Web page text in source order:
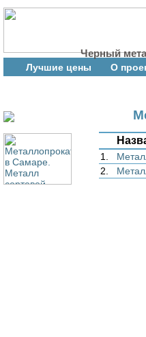
Черный
Лучшие цены О
1.
2.